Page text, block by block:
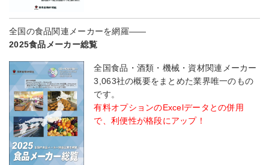
全国の食品関連メーカーを網羅――
2025食品メーカー総覧
全国食品・酒類・機械・資材関連メーカー
3,063社の概要をまとめた業界唯一のもの
です。
有料オプションのExcelデータとの併用
で、利便性が格段にアップ！